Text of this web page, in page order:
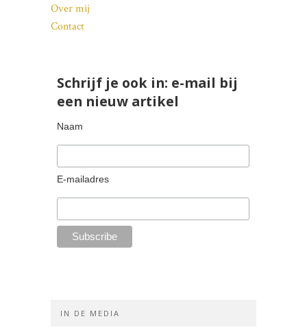
Over mij
Contact
Schrijf je ook in: e-mail bij
een nieuw artikel
Naam
E-mailadres
IN DE MEDIA